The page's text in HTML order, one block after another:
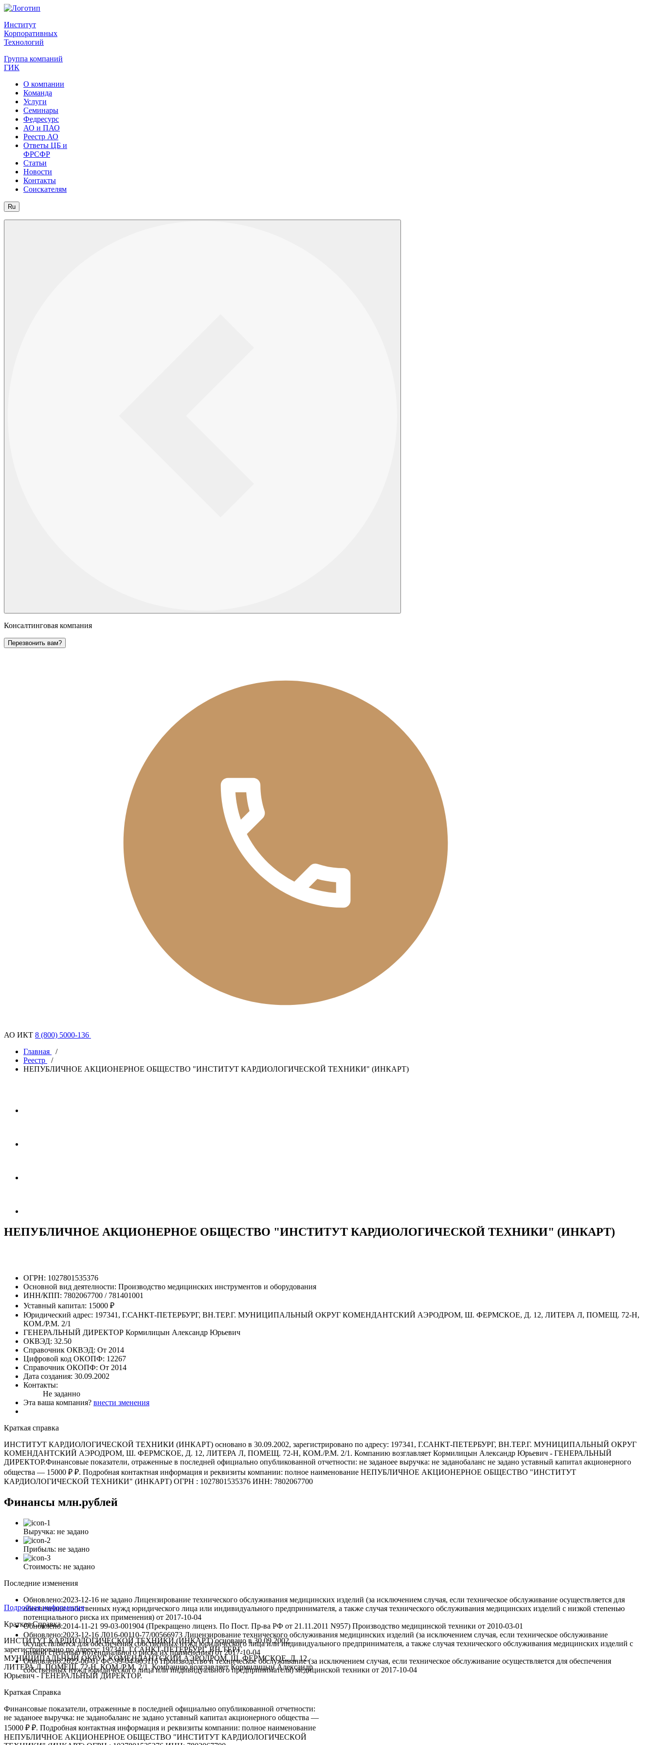
Институт
Корпоративных
Технологий
Группа компаний
ГИК
О компании
Команда
Услуги
Семинары
Федресурс
АО и ПАО
Реестр АО
Ответы ЦБ и
ФРСФР
Статьи
Новости
Контакты
Соискателям
Ru
Консалтинговая компания
Перезвонить вам?
АО ИКТ 8 (800) 5000-136
Главная
/
Реестр
/
НЕПУБЛИЧНОЕ АКЦИОНЕРНОЕ ОБЩЕСТВО "ИНСТИТУТ КАРДИОЛОГИЧЕСКОЙ ТЕХНИКИ" (ИНКАРТ)
НЕПУБЛИЧНОЕ АКЦИОНЕРНОЕ ОБЩЕСТВО "ИНСТИТУТ КАРДИОЛОГИЧЕСКОЙ ТЕХНИКИ" (ИНКАРТ)
ОГРН: 1027801535376
Основной вид деятелности: Производство медицинских инструментов и оборудования
ИНН/КПП: 7802067700 / 781401001
Уставный капитал: 15000 ₽
Юридический адрес: 197341, Г.САНКТ-ПЕТЕРБУРГ, ВН.ТЕР.Г. МУНИЦИПАЛЬНЫЙ ОКРУГ КОМЕНДАНТСКИЙ АЭРОДРОМ, Ш. ФЕРМСКОЕ, Д. 12, ЛИТЕРА Л, ПОМЕЩ. 72-Н,
КОМ./Р.М. 2/1
ГЕНЕРАЛЬНЫЙ ДИРЕКТОР Кормилицын Александр Юрьевич
ОКВЭД: 32.50
Справочник ОКВЭД: От 2014
Цифровой код ОКОПФ: 12267
Справочник ОКОПФ: От 2014
Дата создания: 30.09.2002
Контакты:
Не заданно
Эта ваша компания? внести зменения
Краткая справка
ИНСТИТУТ КАРДИОЛОГИЧЕСКОЙ ТЕХНИКИ (ИНКАРТ) основано в 30.09.2002, зарегистрировано по адресу: 197341, Г.САНКТ-ПЕТЕРБУРГ, ВН.ТЕР.Г. МУНИЦИПАЛЬНЫЙ ОКРУГ
КОМЕНДАНТСКИЙ АЭРОДРОМ, Ш. ФЕРМСКОЕ, Д. 12, ЛИТЕРА Л, ПОМЕЩ. 72-Н, КОМ./Р.М. 2/1. Компанию возглавляет Кормилицын Александр Юрьевич - ГЕНЕРАЛЬНЫЙ
ДИРЕКТОР.Финансовые показатели, отраженные в последней официально опубликованной отчетности: не заданоее выручка: не заданобаланс не задано уставный капитал акционерного
общества — 15000 ₽ ₽. Подробная контактная информация и реквизиты компании: полное наименование НЕПУБЛИЧНОЕ АКЦИОНЕРНОЕ ОБЩЕСТВО "ИНСТИТУТ
КАРДИОЛОГИЧЕСКОЙ ТЕХНИКИ" (ИНКАРТ) ОГРН : 1027801535376 ИНН: 7802067700
Финансы млн.рублей
Выручка: не задано
Прибыль: не задано
Стоимость: не задано
Последние изменения
Обновлено:2023-12-16 не задано Лицензирование технического обслуживания медицинских изделий (за исключением случая, если техническое обслуживание осуществляется для
обеспечения собственных нужд юридического лица или индивидуального предпринимателя, а также случая технического обслуживания медицинских изделий с низкой степенью
потенциального риска их применения) от 2017-10-04
Обновлено:2014-11-21 99-03-001904 (Прекращено лиценз. По Пост. Пр-ва РФ от 21.11.2011 N957) Производство медицинской техники от 2010-03-01
Обновлено:2023-12-16 Л016-00110-77/00566973 Лицензирование технического обслуживания медицинских изделий (за исключением случая, если техническое обслуживание
осуществляется для обеспечения собственных нужд юридического лица или индивидуального предпринимателя, а также случая технического обслуживания медицинских изделий с
низкой степенью потенциального риска их применения)от2017-10-04
Обновлено:2022-06-01 ФС-99-04-005116 Производство и техническое обслуживание (за исключением случая, если техническое обслуживание осуществляется для обеспечения
собственных нужд юридического лица или индивидуального предпринимателя) медицинской техники от 2017-10-04
Подробная информация
Краткая Справка
ИНСТИТУТ КАРДИОЛОГИЧЕСКОЙ ТЕХНИКИ (ИНКАРТ) основано в 30.09.2002,
зарегистрировано по адресу: 197341, Г.САНКТ-ПЕТЕРБУРГ, ВН.ТЕР.Г.
МУНИЦИПАЛЬНЫЙ ОКРУГ КОМЕНДАНТСКИЙ АЭРОДРОМ, Ш. ФЕРМСКОЕ, Д. 12,
ЛИТЕРА Л, ПОМЕЩ. 72-Н, КОМ./Р.М. 2/1. Компанию возглавляет Кормилицын Александр
Юрьевич - ГЕНЕРАЛЬНЫЙ ДИРЕКТОР.
Краткая Справка
Финансовые показатели, отраженные в последней официально опубликованной отчетности:
не заданоее выручка: не заданобаланс не задано уставный капитал акционерного общества —
15000 ₽ ₽. Подробная контактная информация и реквизиты компании: полное наименование
НЕПУБЛИЧНОЕ АКЦИОНЕРНОЕ ОБЩЕСТВО "ИНСТИТУТ КАРДИОЛОГИЧЕСКОЙ